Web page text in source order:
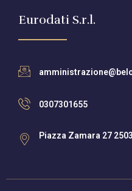
Eurodati S.r.l.
0307301655
Piazza Zamara 27